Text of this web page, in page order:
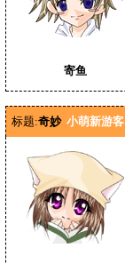
寄鱼
标题:奇妙 小萌新游客